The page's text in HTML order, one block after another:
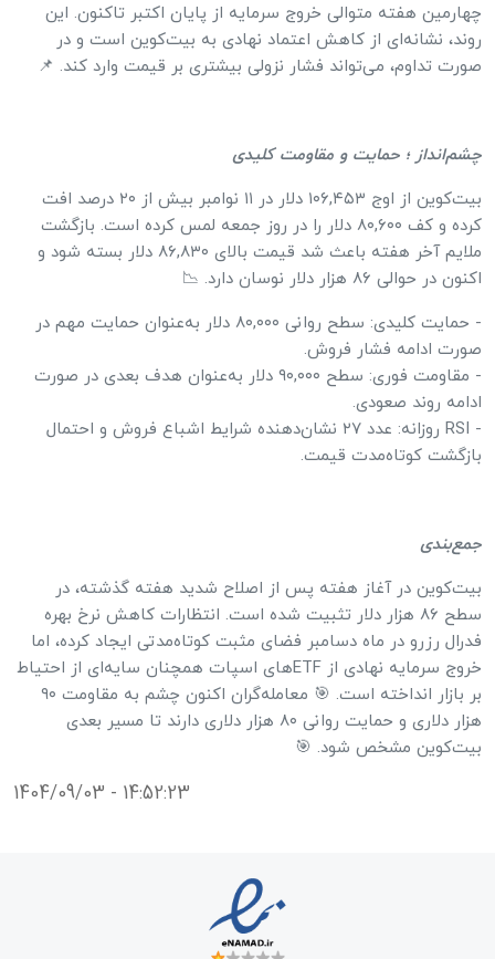
چهارمین هفته متوالی خروج سرمایه از پایان اکتبر تاکنون. این
روند، نشانه‌ای از کاهش اعتماد نهادی به بیت‌کوین است و در
صورت تداوم، می‌تواند فشار نزولی بیشتری بر قیمت وارد کند. 📌
چشم‌انداز ؛ حمایت و مقاومت کلیدی
بیت‌کوین از اوج ۱۰۶,۴۵۳ دلار در ۱۱ نوامبر بیش از ۲۰ درصد افت
کرده و کف ۸۰,۶۰۰ دلار را در روز جمعه لمس کرده است. بازگشت
ملایم آخر هفته باعث شد قیمت بالای ۸۶,۸۳۰ دلار بسته شود و
اکنون در حوالی ۸۶ هزار دلار نوسان دارد. 📉
- حمایت کلیدی: سطح روانی ۸۰,۰۰۰ دلار به‌عنوان حمایت مهم در
صورت ادامه فشار فروش.
- مقاومت فوری: سطح ۹۰,۰۰۰ دلار به‌عنوان هدف بعدی در صورت
ادامه روند صعودی.
- RSI روزانه: عدد ۲۷ نشان‌دهنده شرایط اشباع فروش و احتمال
بازگشت کوتاه‌مدت قیمت.
جمع‌بندی
بیت‌کوین در آغاز هفته پس از اصلاح شدید هفته گذشته، در
سطح ۸۶ هزار دلار تثبیت شده است. انتظارات کاهش نرخ بهره
فدرال رزرو در ماه دسامبر فضای مثبت کوتاه‌مدتی ایجاد کرده، اما
خروج سرمایه نهادی از ETFهای اسپات همچنان سایه‌ای از احتیاط
بر بازار انداخته است. 🎯 معامله‌گران اکنون چشم به مقاومت ۹۰
هزار دلاری و حمایت روانی ۸۰ هزار دلاری دارند تا مسیر بعدی
بیت‌کوین مشخص شود. 🎯
1404/09/03 - 14:52:23